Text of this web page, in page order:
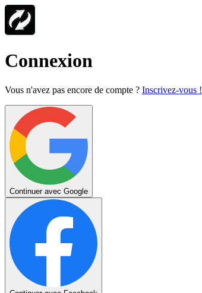
Connexion
Vous n'avez pas encore de compte ? Inscrivez-vous !
Continuer avec Google